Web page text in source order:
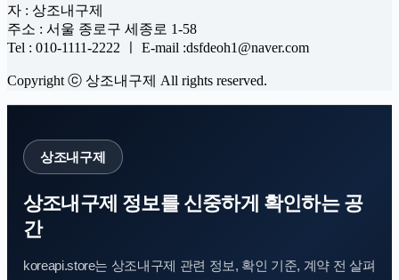
자 : 상조내구제
주소 : 서울 종로구 세종로 1-58
Tel : 010-1111-2222 ㅣ E-mail :dsfdeoh1@naver.com
Copyright ⓒ 상조내구제 All rights reserved.
상조내구제
상조내구제 정보를 신중하게 확인하는 공
간
koreapi.store는 상조내구제 관련 정보, 확인 기준, 계약 전 살펴